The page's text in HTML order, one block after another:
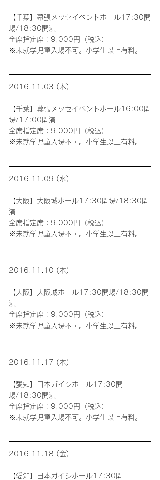
【千葉】幕張メッセイベントホール17:30開
場/18:30開演
全席指定席：9,000円（税込）
※未就学児童入場不可。小学生以上有料。
2016.11.03 (木)
【千葉】幕張メッセイベントホール16:00開
場/17:00開演
全席指定席：9,000円（税込）
※未就学児童入場不可。小学生以上有料。
2016.11.09 (水)
【大阪】大阪城ホール17:30開場/18:30開
演
全席指定席：9,000円（税込）
※未就学児童入場不可。小学生以上有料。
2016.11.10 (木)
【大阪】大阪城ホール17:30開場/18:30開
演
全席指定席：9,000円（税込）
※未就学児童入場不可。小学生以上有料。
2016.11.17 (木)
【愛知】日本ガイシホール17:30開
場/18:30開演
全席指定席：9,000円（税込）
※未就学児童入場不可。小学生以上有料。
2016.11.18 (金)
【愛知】日本ガイシホール17:30開